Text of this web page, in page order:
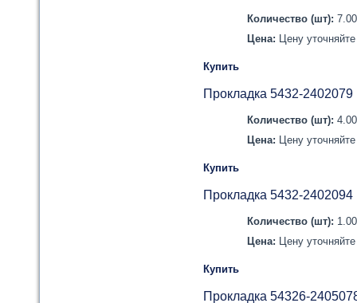
Количество (шт):
Цена: Цену
Купить
Прокладка 5432-2402079
Количество (шт):
Цена: Цену
Купить
Прокладка 5432-2402094
Количество (шт):
Цена: Цену
Купить
Прокладка 54326-